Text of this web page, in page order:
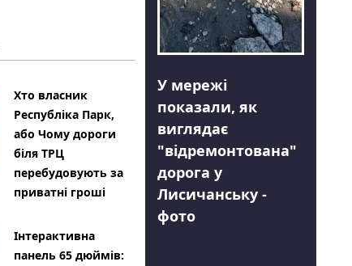
Хто власник
Республіка Парк,
або Чому дороги
біля ТРЦ
перебудовують за
приватні гроші
Інтерактивна
панель 65 дюймів:
У мережі
показали, як
виглядає
"відремонтована"
дорога у
Лисичанську -
фото